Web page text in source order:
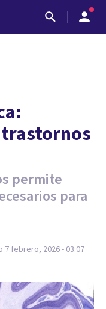
permite
para
7 febrero, 2026 - 03:07